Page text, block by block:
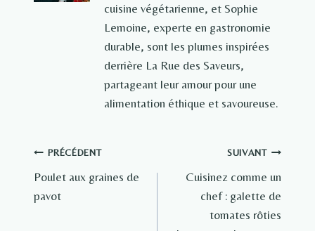
cuisine végétarienne, et Sophie
Lemoine, experte en gastronomie
durable, sont les plumes inspirées
derrière La Rue des Saveurs,
partageant leur amour pour une
alimentation éthique et savoureuse.
Navigation
de
PRÉCÉDENT
Poulet aux graines de
pavot
SUIVANT
Cuisinez comme un
chef : galette de
tomates rôties